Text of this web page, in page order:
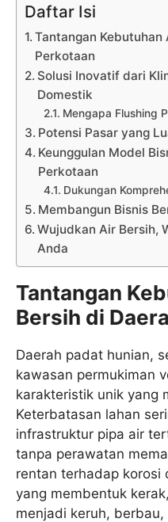
Daftar Isi
Tantangan Kebutuhan
Perkotaan
Solusi Inovatif dari
Domestik
Mengapa Flushing
Potensi Pasar yang
Keunggulan Model
Perkotaan
Dukungan
Membangun Bisnis
Wujudkan Air Bersih,
Anda
Tantangan
Bersih di
Daerah padat hunian,
kawasan permukiman
karakteristik unik yang
Keterbatasan lahan
infrastruktur pipa air
tanpa perawatan
rentan terhadap korosi
yang membentuk
menjadi keruh,